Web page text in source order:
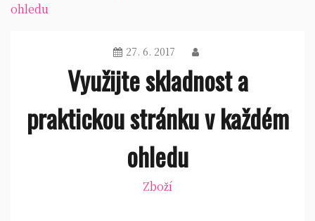
ohledu
27. 6. 2017
Využijte skladnost a
praktickou stránku v každém
ohledu
Zboží